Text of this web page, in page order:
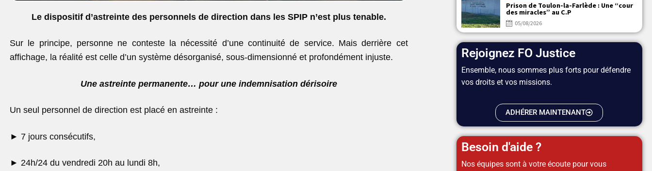
Le dispositif d’astreinte des personnels de direction dans les SPIP n’est plus tenable.
Sur le principe, personne ne conteste la nécessité d’une continuité de service. Mais derrière cet
affichage, la réalité est celle d’un système désorganisé, sous-dimensionné et profondément injuste.
Une astreinte permanente… pour une indemnisation dérisoire
Un seul personnel de direction est placé en astreinte :
► 7 jours consécutifs,
► 24h/24 du vendredi 20h au lundi 8h,
Prison de Toulon-la-Farlède : Une “cour
des miracles” au C.P
05/08/2026
Rejoignez FO Justice
Ensemble, nous sommes plus forts pour défendre
vos droits et vos missions.
ADHÉRER MAINTENANT
Besoin d'aide ?
Nos équipes sont à votre écoute pour vous